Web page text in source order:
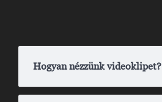
Hogyan nézzünk videoklipet?